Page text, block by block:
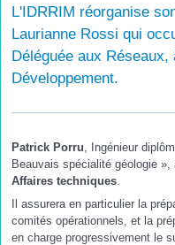
L'IDRRIM réorganise
Laurianne Rossi qui
Déléguée aux
Développement.
Patrick Porru, Ingénieur
Beauvais spécialité géologie
Affaires techniques.
Il assurera en particulier la
comités opérationnels, et la
en charge progressivement le